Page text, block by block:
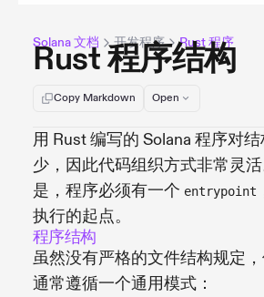
Solana 文档 开发程序 Rust 程序
Rust 程序结构
Copy Markdown Open
用 Rust 编写的 Solana 程序对
少，因此代码组织方式非常灵
是，程序必须有一个 entrypoint
执行的起点。
程序结构
虽然没有严格的文件结构规定
通常遵循一个通用模式：